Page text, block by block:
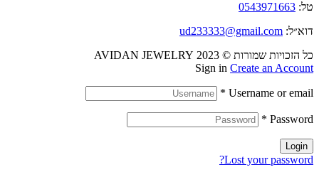
טל: 0543971663
דוא״ל: ud233333@gmail.com
כל הזכויות שמורות © 2023 AVIDAN JEWELRY
Sign in Create an Account
Username or email
*
Password
*
Login
Lost your password?